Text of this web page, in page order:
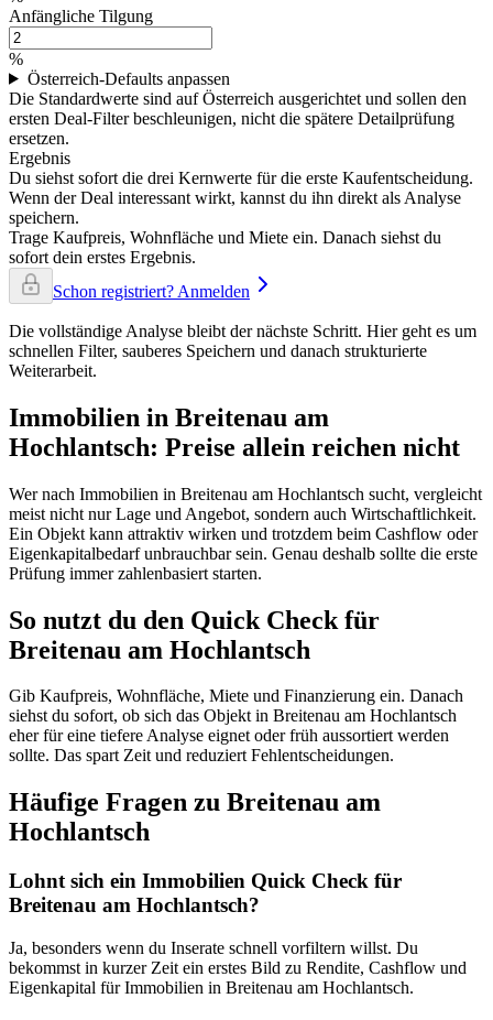
Anfängliche Tilgung
%
Österreich-Defaults anpassen
Die Standardwerte sind auf Österreich ausgerichtet und sollen den
ersten Deal-Filter beschleunigen, nicht die spätere Detailprüfung
ersetzen.
Ergebnis
Du siehst sofort die drei Kernwerte für die erste Kaufentscheidung.
Wenn der Deal interessant wirkt, kannst du ihn direkt als Analyse
speichern.
Trage Kaufpreis, Wohnfläche und Miete ein. Danach siehst du
sofort dein erstes Ergebnis.
Schon registriert? Anmelden
Die vollständige Analyse bleibt der nächste Schritt. Hier geht es um
schnellen Filter, sauberes Speichern und danach strukturierte
Weiterarbeit.
Immobilien in Breitenau am
Hochlantsch: Preise allein reichen nicht
Wer nach Immobilien in Breitenau am Hochlantsch sucht, vergleicht
meist nicht nur Lage und Angebot, sondern auch Wirtschaftlichkeit.
Ein Objekt kann attraktiv wirken und trotzdem beim Cashflow oder
Eigenkapitalbedarf unbrauchbar sein. Genau deshalb sollte die erste
Prüfung immer zahlenbasiert starten.
So nutzt du den Quick Check für
Breitenau am Hochlantsch
Gib Kaufpreis, Wohnfläche, Miete und Finanzierung ein. Danach
siehst du sofort, ob sich das Objekt in Breitenau am Hochlantsch
eher für eine tiefere Analyse eignet oder früh aussortiert werden
sollte. Das spart Zeit und reduziert Fehlentscheidungen.
Häufige Fragen zu Breitenau am
Hochlantsch
Lohnt sich ein Immobilien Quick Check für
Breitenau am Hochlantsch?
Ja, besonders wenn du Inserate schnell vorfiltern willst. Du
bekommst in kurzer Zeit ein erstes Bild zu Rendite, Cashflow und
Eigenkapital für Immobilien in Breitenau am Hochlantsch.